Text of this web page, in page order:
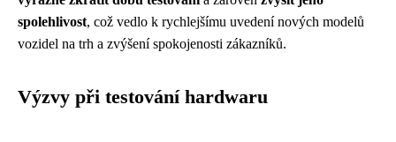
spolehlivost, což vedlo k rychlejšímu uvedení nových modelů
vozidel na trh a zvýšení spokojenosti zákazníků.
Výzvy při testování hardwaru